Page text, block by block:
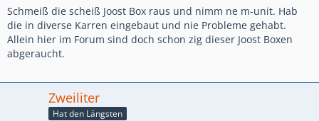
Schmeiß die scheiß Joost Box raus und nimm ne m-unit. Hab
die in diverse Karren eingebaut und nie Probleme gehabt.
Allein hier im Forum sind doch schon zig dieser Joost Boxen
abgeraucht.
Zweiliter
Hat den Längsten